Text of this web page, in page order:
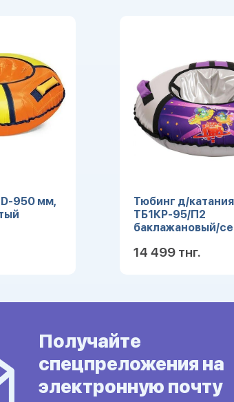
950 мм,
Тюбинг д/
ТБ1КР-95/П2
баклажановый/
14 499 тнг.
Получайте
спецпреложения на
электронную почту